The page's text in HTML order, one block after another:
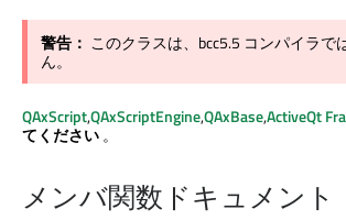
警告： このクラスは、bcc5.5 コンパイラで
ん。
QAxScript,QAxScriptEngine,QAxBase,ActiveQt
てください。
メンバ関数ドキュメント